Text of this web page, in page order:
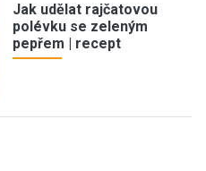
Jak udělat rajčatovou
polévku se zeleným
pepřem | recept